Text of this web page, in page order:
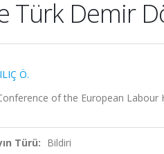
Türk Demir
Ö.
of the European Labour
Türü: Bildiri